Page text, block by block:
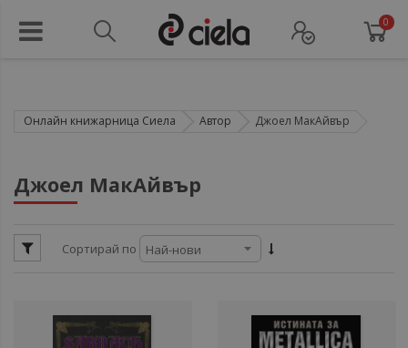
0
Онлайн книжарница Сиела Автор Джоел МакАйвър
Джоел МакАйвър
Сортирай по